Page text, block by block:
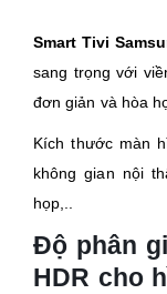
Smart Tivi
sang trọng với
đơn giản và hòa
Kích thước màn
không gian nội
họp,..
Độ phân
HDR cho